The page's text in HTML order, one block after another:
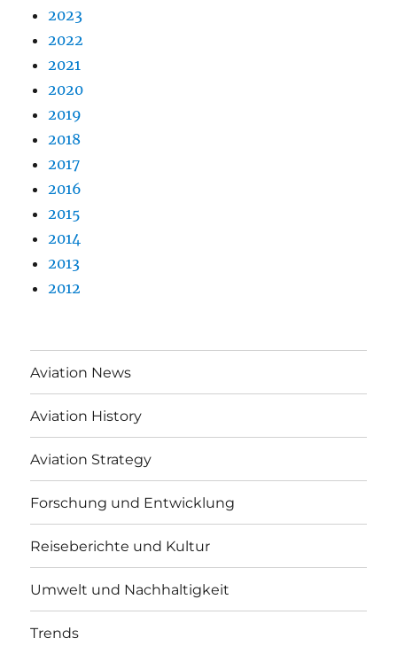
2023
2022
2021
2020
2019
2018
2017
2016
2015
2014
2013
2012
Aviation News
Aviation History
Aviation Strategy
Forschung und Entwicklung
Reiseberichte und Kultur
Umwelt und Nachhaltigkeit
Trends